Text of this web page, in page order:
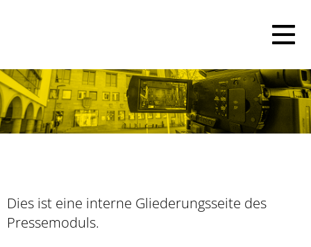
Dies ist eine interne Gliederungsseite des
Pressemoduls.